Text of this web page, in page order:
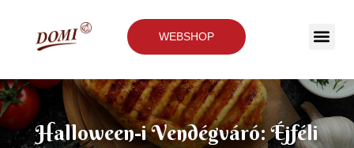
WEBSHOP
Halloween-i Vendégváró: Éjféli